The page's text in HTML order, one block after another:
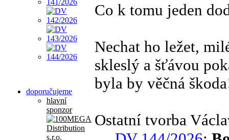
doporučujeme
hlavní
sponzor
Co k tomu jeden
Nechat ho ležet,
skleslý a šťávou
byla by věčná
Ostatní tvorba